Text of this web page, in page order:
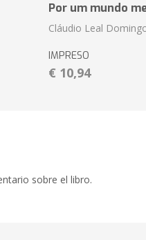
Por um mundo
Cláudio Leal
IMPRESO
€ 10,94
sobre el libro.